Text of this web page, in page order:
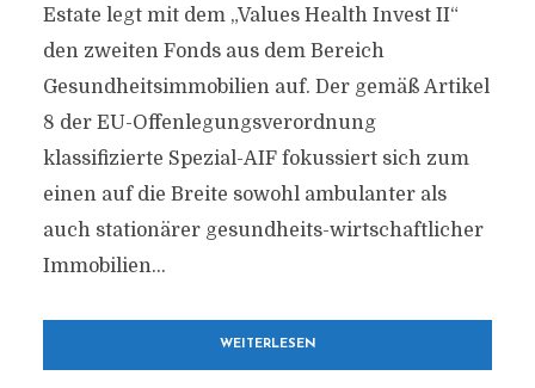
Estate legt mit dem „Values Health Invest II“
den zweiten Fonds aus dem Bereich
Gesundheitsimmobilien auf. Der gemäß Artikel
8 der EU-Offenlegungsverordnung
klassifizierte Spezial-AIF fokussiert sich zum
einen auf die Breite sowohl ambulanter als
auch stationärer gesundheits-wirtschaftlicher
Immobilien...
WEITERLESEN